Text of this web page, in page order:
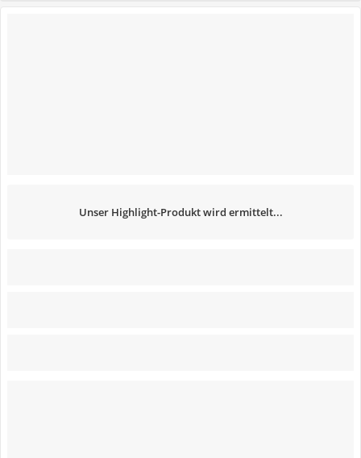
Unser Highlight-Produkt wird ermittelt...